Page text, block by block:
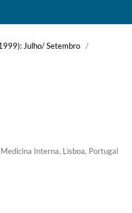
Julho/ Setembro /
Interna, Lisboa, Portugal